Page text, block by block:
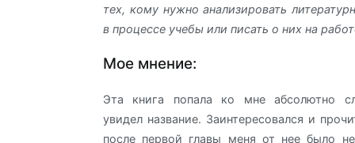
тех, кому нужно анализировать
в процессе учебы или писать о них на
Мое мнение:
Эта книга попала ко мне абсолютно
увидел название. Заинтересовался и
после первой главы меня от нее было